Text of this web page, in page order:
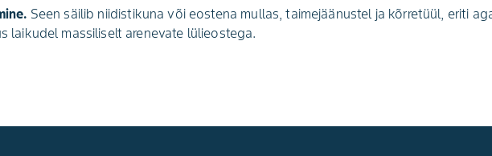
Seen säilib niidistikuna või eostena mullas, taimejäänustel ja kõrretüül, eriti
laikudel massiliselt arenevate lülieostega.